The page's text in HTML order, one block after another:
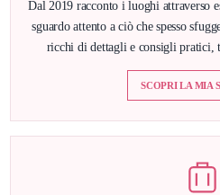
Dal 2019 racconto i luoghi attraverso
sguardo attento a ciò che spesso
ricchi di dettagli e consigli pratici,
SCOPRI LA MIA